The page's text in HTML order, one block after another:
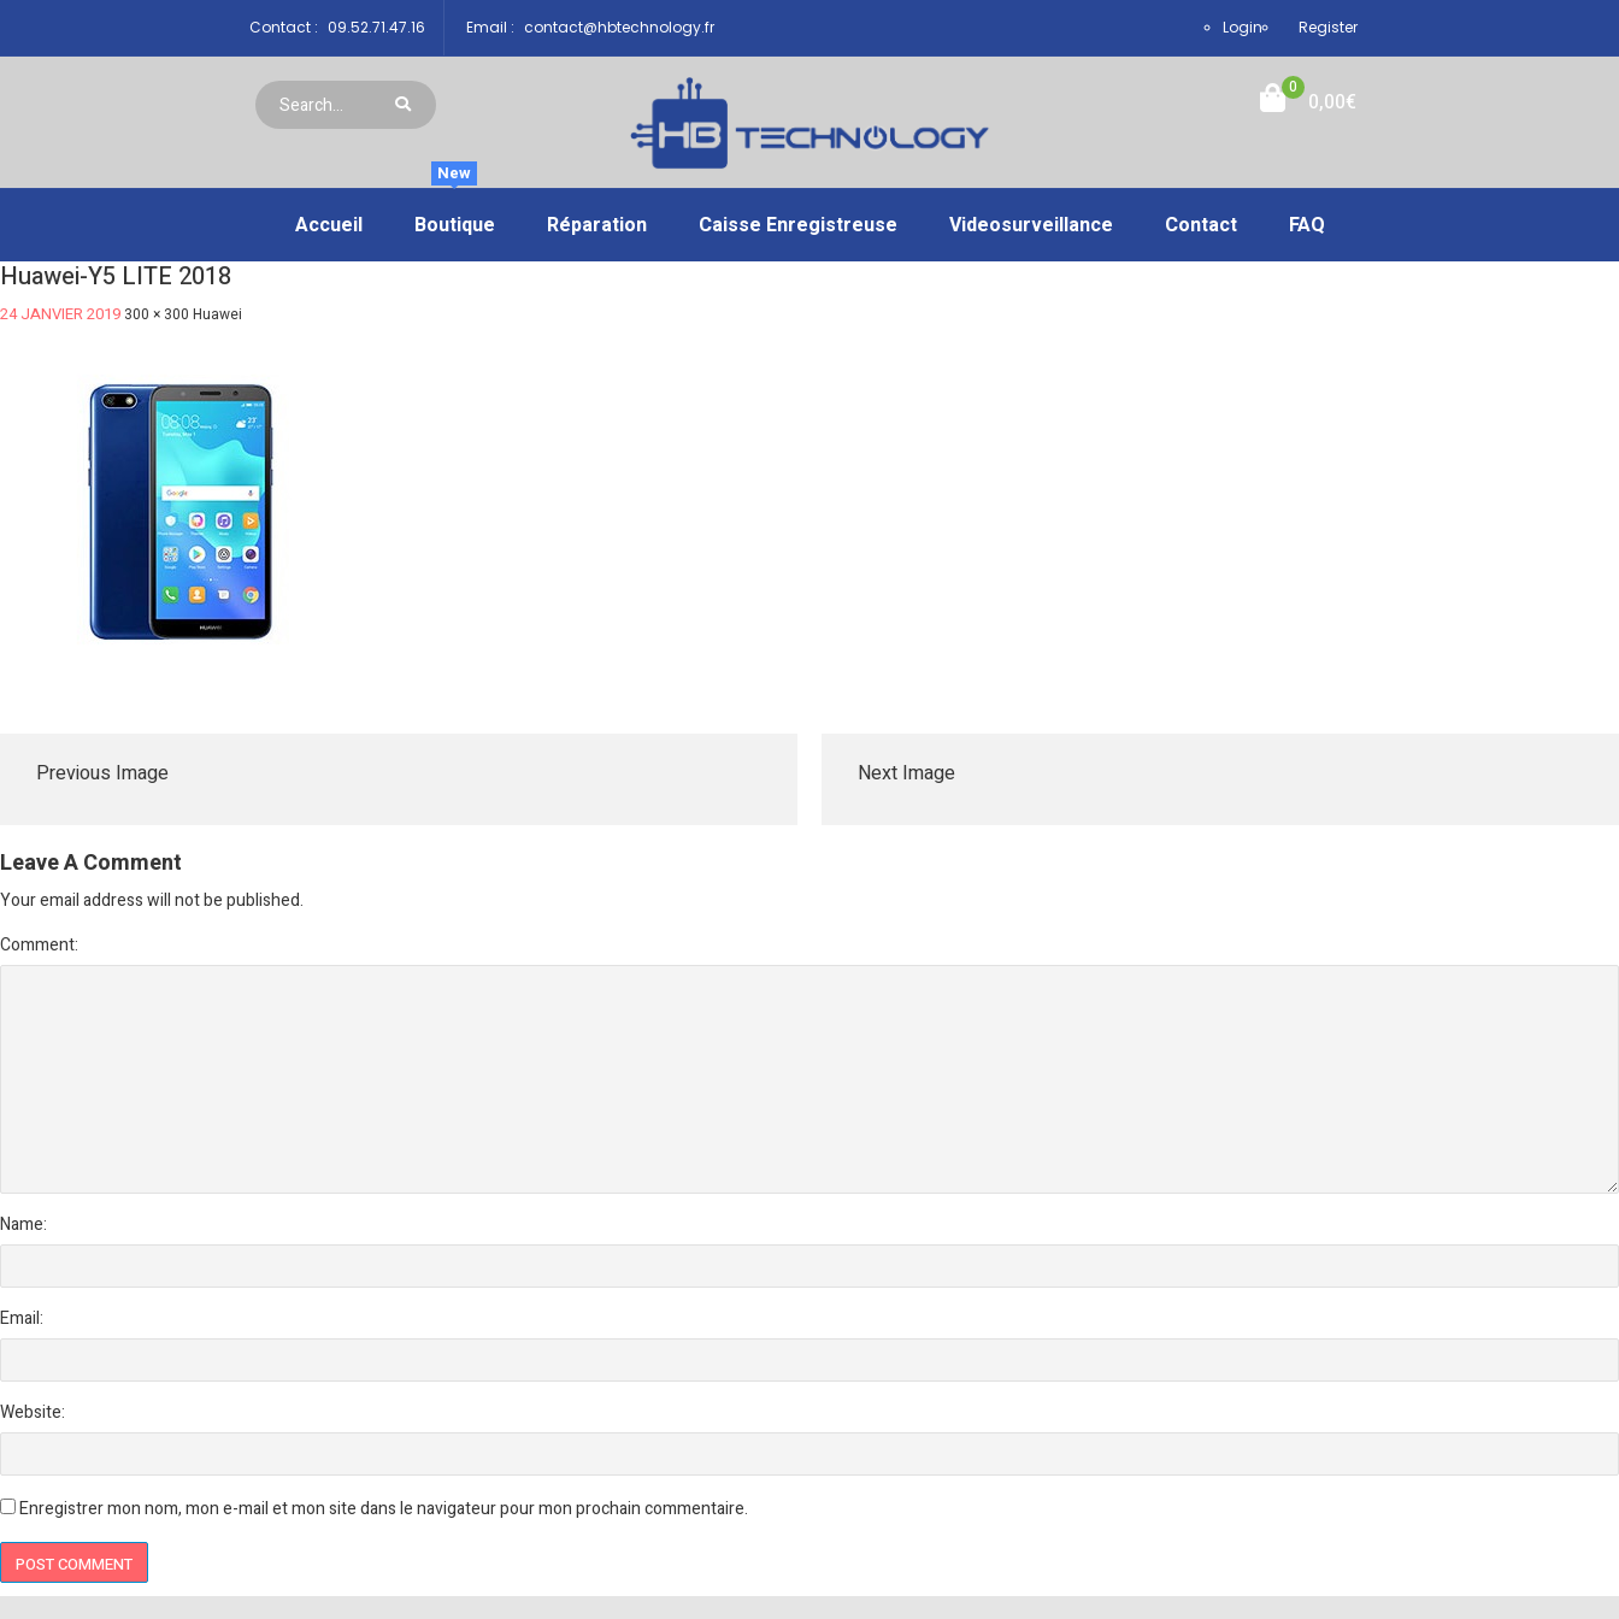
Contact : 09.52.71.47.16 Email : contact@hbtechnology.fr Login Register
0
0,00€
Accueil Boutique
New
Réparation Caisse Enregistreuse Videosurveillance Contact FAQ
Huawei-Y5 LITE 2018
24 JANVIER 2019 300 × 300 Huawei
Previous Image Next Image
Leave A Comment
Your email address will not be published.
Comment:
Name:
Email:
Website:
Enregistrer mon nom, mon e-mail et mon site dans le navigateur pour mon prochain commentaire.